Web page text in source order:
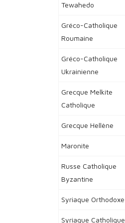
Tewahedo
Gréco-Catholique
Roumaine
Gréco-Catholique
Ukrainienne
Grecque Melkite
Catholique
Grecque Hellène
Maronite
Russe Catholique
Byzantine
Syriaque Orthodoxe
Syriaque Catholique